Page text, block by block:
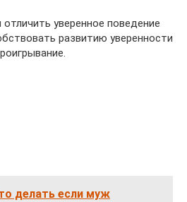
уверенное поведение
развитию уверенности
делать если муж